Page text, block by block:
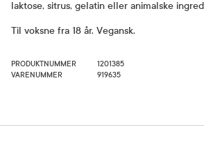
laktose, sitrus, gelatin eller animalske
Til voksne fra 18 år. Vegansk.
PRODUKTNUMMER
1201385
VARENUMMER
919635